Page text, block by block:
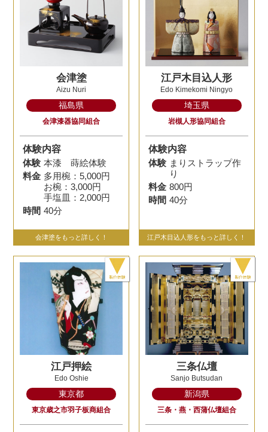
会津塗
Aizu Nuri
福島県
会津漆器協同組合
体験内容
体験 本漆 蒔絵体験
料金 多用椀：5,000円
お椀：3,000円
手塩皿：2,000円
時間 40分
会津塗をもっと詳しく！
江戸木目込人形
Edo Kimekomi Ningyo
埼玉県
岩槻人形協同組合
体験内容
体験 まりストラップ作
り
料金 800円
時間 40分
江戸木目込人形をもっと詳しく！
江戸押絵
Edo Oshie
東京都
東京歳之市羽子板商組合
三条仏壇
Sanjo Butsudan
新潟県
三条・燕・西蒲仏壇組合